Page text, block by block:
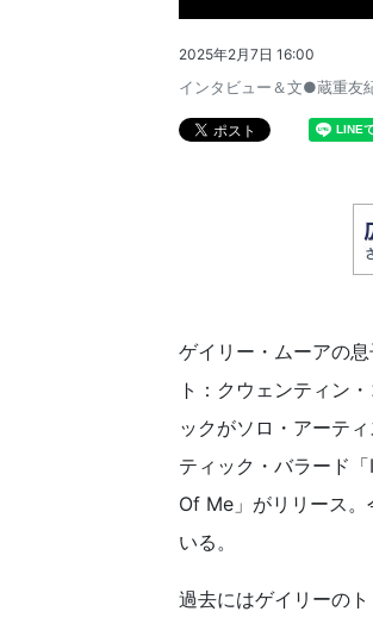
2025年2月7日 16:00
インタビュー＆文●蔵重
ゲイリー・ムーアの
ト：クウェンティン
ックがソロ・アーテ
ティック・バラード
Of Me」がリリース
いる。
過去にはゲイリーの